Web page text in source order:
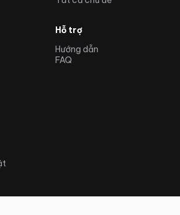
Hỗ trợ
Hướng dẫn
FAQ